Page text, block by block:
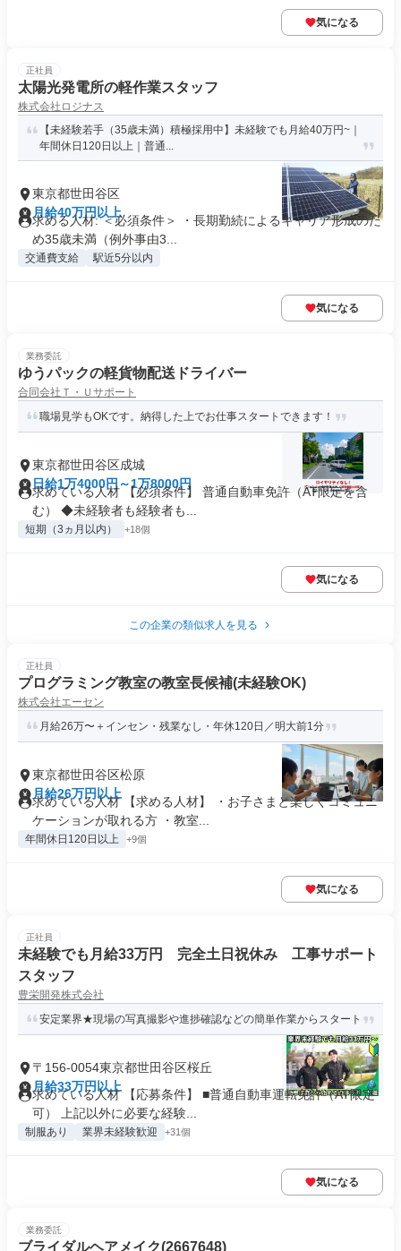
気になる
正社員
太陽光発電所の軽作業スタッフ
株式会社ロジナス
【未経験若手（35歳未満）積極採用中】未経験でも月給40万円~｜
年間休日120日以上｜普通...
東京都世田谷区
月給40万円以上
求める人材: ＜必須条件＞ ・長期勤続によるキャリア形成のた
め35歳未満（例外事由3...
交通費支給 駅近5分以内
気になる
業務委託
ゆうパックの軽貨物配送ドライバー
合同会社Ｔ・Ｕサポート
職場見学もOKです。納得した上でお仕事スタートできます！
東京都世田谷区成城
日給1万4000円～1万8000円
求めている人材 【必須条件】 普通自動車免許（AT限定を含
む） ◆未経験者も経験者も...
短期（3ヵ月以内） +18個
気になる
この企業の類似求人を見る
正社員
プログラミング教室の教室長候補(未経験OK)
株式会社エーセン
月給26万〜＋インセン・残業なし・年休120日／明大前1分
東京都世田谷区松原
月給26万円以上
求めている人材 【求める人材】 ・お子さまと楽しくコミュニ
ケーションが取れる方 ・教室...
年間休日120日以上 +9個
気になる
正社員
未経験でも月給33万円 完全土日祝休み 工事サポート
スタッフ
豊栄開発株式会社
安定業界★現場の写真撮影や進捗確認などの簡単作業からスタート
〒156-0054東京都世田谷区桜丘
月給33万円以上
求めている人材 【応募条件】 ■普通自動車運転免許（AT限定
可） 上記以外に必要な経験...
制服あり 業界未経験歓迎 +31個
気になる
業務委託
ブライダルヘアメイク(2667648)